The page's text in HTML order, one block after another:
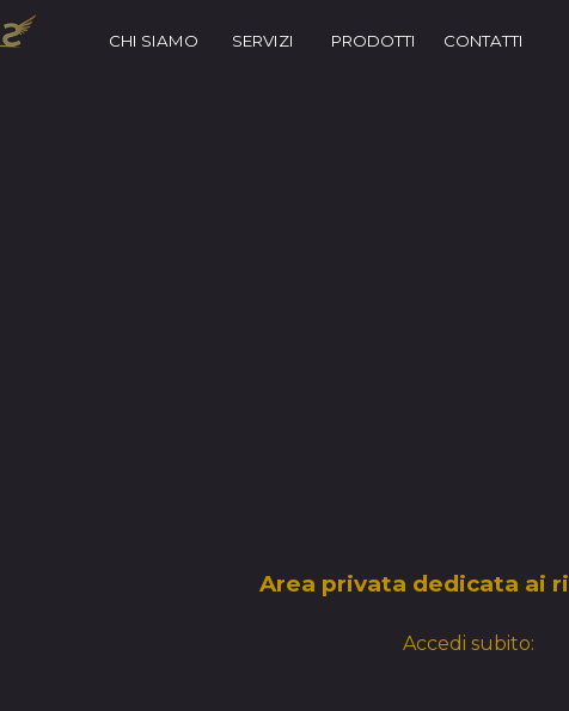
Salta menù
CHI SIAMO SERVIZI PRODOTTI ▼
CONTATTI
Area privata dedicata ai
Accedi subito: